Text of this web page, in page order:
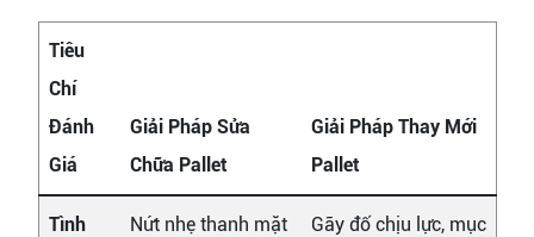
Tiêu
Chí
Đánh
Giá
Giải Pháp Sửa
Chữa Pallet
Giải Pháp Thay Mới
Pallet
Tình
Nứt nhẹ thanh mặt
Gãy đố chịu lực, mục